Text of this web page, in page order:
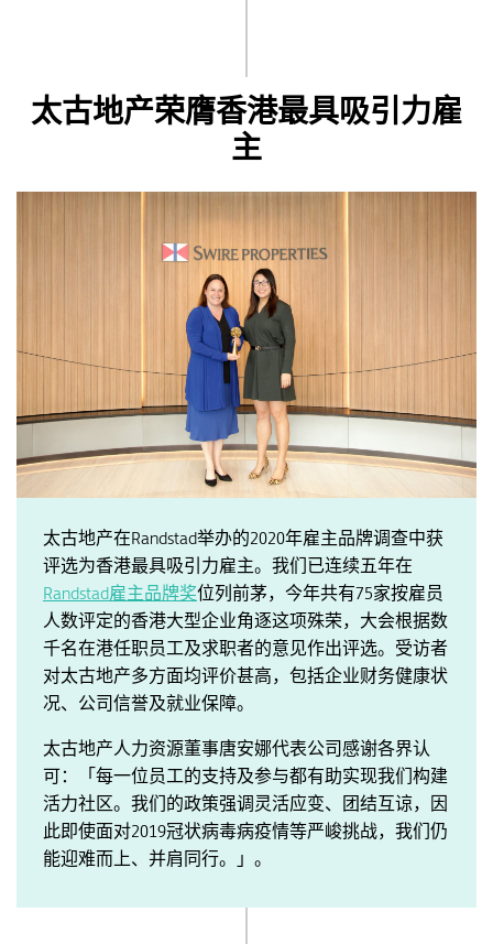
太古地产荣膺香港最具吸引力雇
主
太古地产在Randstad举办的2020年雇主品牌调查中获
评选为香港最具吸引力雇主。我们已连续五年在
Randstad雇主品牌奖位列前茅，今年共有75家按雇员
人数评定的香港大型企业角逐这项殊荣，大会根据数
千名在港任职员工及求职者的意见作出评选。受访者
对太古地产多方面均评价甚高，包括企业财务健康状
况、公司信誉及就业保障。
太古地产人力资源董事唐安娜代表公司感谢各界认
可：「每一位员工的支持及参与都有助实现我们构建
活力社区。我们的政策强调灵活应变、团结互谅，因
此即使面对2019冠状病毒病疫情等严峻挑战，我们仍
能迎难而上、并肩同行。」。